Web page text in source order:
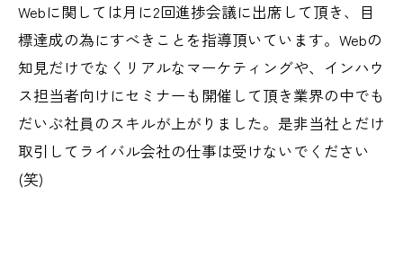
Webに関しては月に2回進捗会議に出席して頂き、目
標達成の為にすべきことを指導頂いています。Webの
知見だけでなくリアルなマーケティングや、インハウ
ス担当者向けにセミナーも開催して頂き業界の中でも
だいぶ社員のスキルが上がりました。是非当社とだけ
取引してライバル会社の仕事は受けないでください
(笑)